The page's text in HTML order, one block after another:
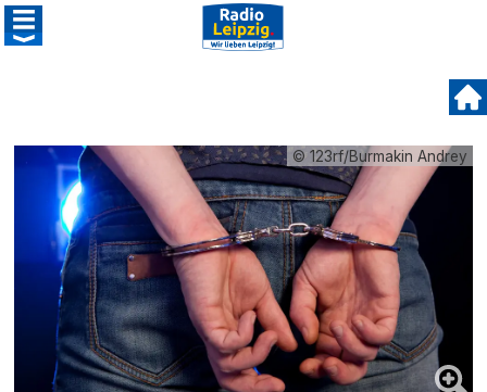
© 123rf/Burmakin Andrey